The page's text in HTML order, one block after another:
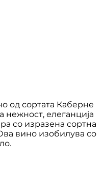
од сортата Каберне
нежност, елеганција
со изразена сортна
вино изобилува со